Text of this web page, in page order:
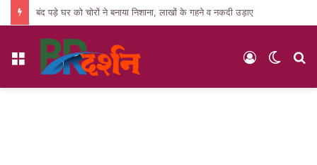
बंद पड़े घर को चोरों ने बनाया निशाना, लाखों के गहने व नकदी उड़ाए
Menu
Switch
Log